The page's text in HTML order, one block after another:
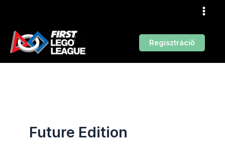
content
Regisztráciő
Future Edition